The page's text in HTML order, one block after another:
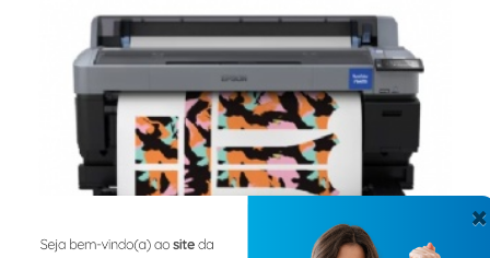
×